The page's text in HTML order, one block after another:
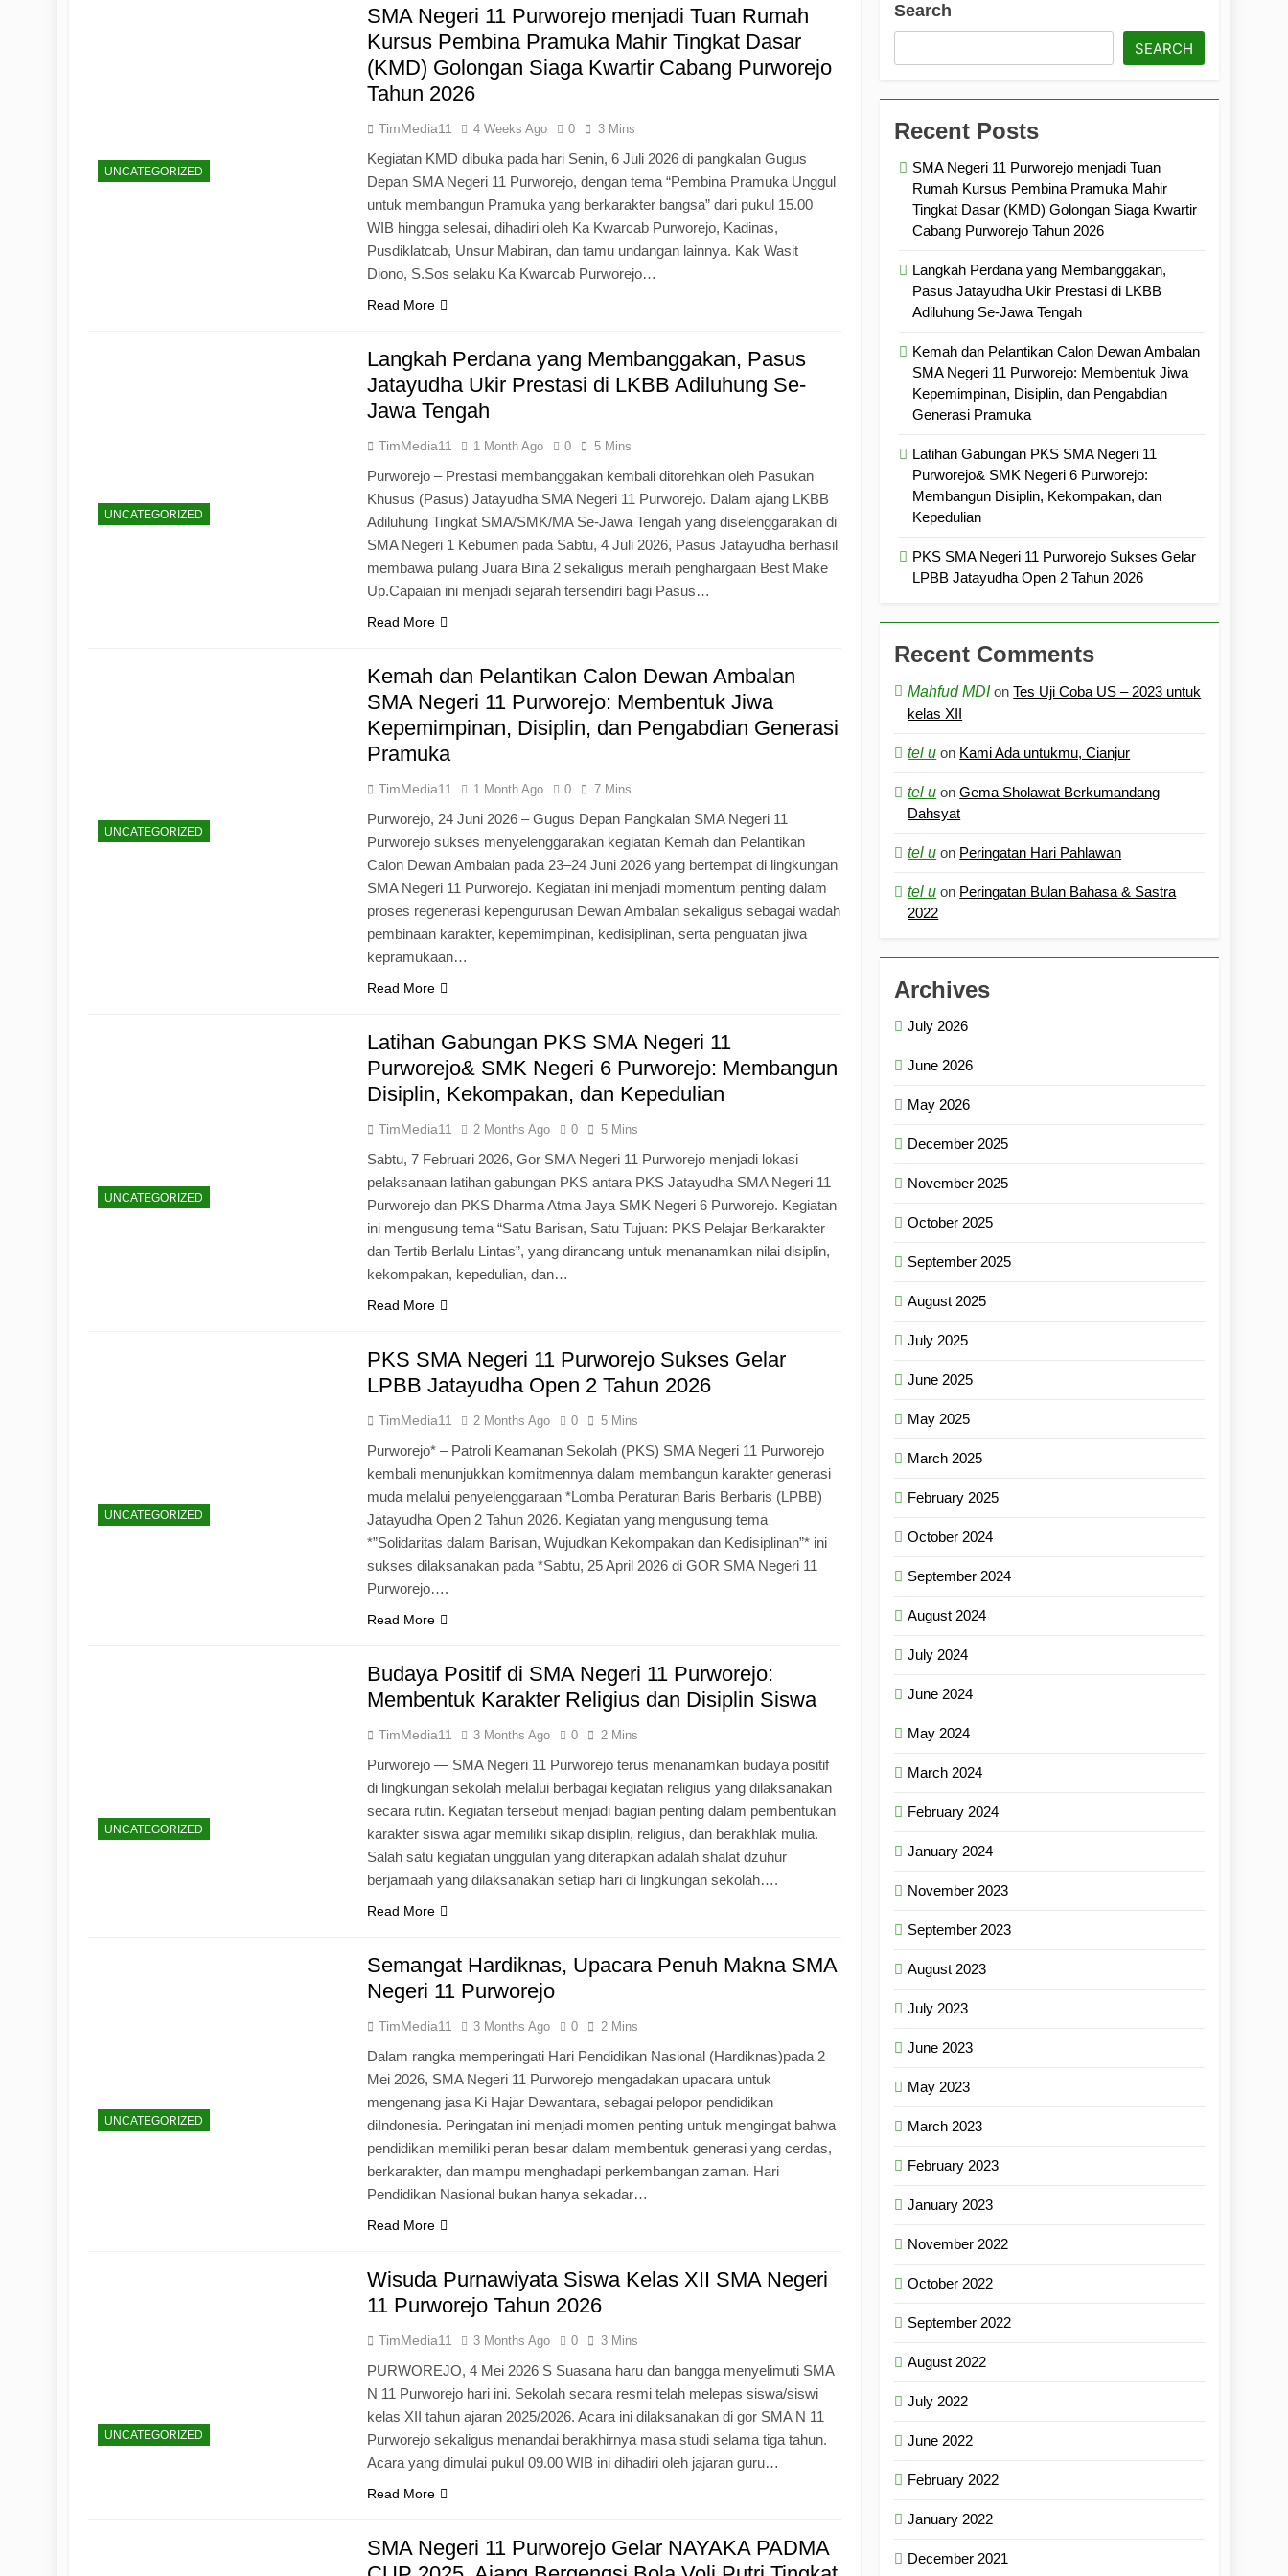
Pengabdian Generasi Pramuka
UNCATEGORIZED
SMA Negeri 11 Purworejo menjadi Tuan Rumah
Kursus Pembina Pramuka Mahir Tingkat Dasar
(KMD) Golongan Siaga Kwartir Cabang Purworejo
Tahun 2026
TimMedia11 4 Weeks Ago 0 3 Mins
Kegiatan KMD dibuka pada hari Senin, 6 Juli 2026 di pangkalan Gugus
Depan SMA Negeri 11 Purworejo, dengan tema “Pembina Pramuka Unggul
untuk membangun Pramuka yang berkarakter bangsa” dari pukul 15.00
WIB hingga selesai, dihadiri oleh Ka Kwarcab Purworejo, Kadinas,
Pusdiklatcab, Unsur Mabiran, dan tamu undangan lainnya. Kak Wasit
Diono, S.Sos selaku Ka Kwarcab Purworejo…
Read More
UNCATEGORIZED
Langkah Perdana yang Membanggakan, Pasus
Jatayudha Ukir Prestasi di LKBB Adiluhung Se-
Jawa Tengah
TimMedia11 1 Month Ago 0 5 Mins
Purworejo – Prestasi membanggakan kembali ditorehkan oleh Pasukan
Khusus (Pasus) Jatayudha SMA Negeri 11 Purworejo. Dalam ajang LKBB
Adiluhung Tingkat SMA/SMK/MA Se-Jawa Tengah yang diselenggarakan di
SMA Negeri 1 Kebumen pada Sabtu, 4 Juli 2026, Pasus Jatayudha berhasil
membawa pulang Juara Bina 2 sekaligus meraih penghargaan Best Make
Up.Capaian ini menjadi sejarah tersendiri bagi Pasus…
Read More
UNCATEGORIZED
Kemah dan Pelantikan Calon Dewan Ambalan
SMA Negeri 11 Purworejo: Membentuk Jiwa
Kepemimpinan, Disiplin, dan Pengabdian Generasi
Pramuka
TimMedia11 1 Month Ago 0 7 Mins
Purworejo, 24 Juni 2026 – Gugus Depan Pangkalan SMA Negeri 11
Purworejo sukses menyelenggarakan kegiatan Kemah dan Pelantikan
Calon Dewan Ambalan pada 23–24 Juni 2026 yang bertempat di lingkungan
SMA Negeri 11 Purworejo. Kegiatan ini menjadi momentum penting dalam
proses regenerasi kepengurusan Dewan Ambalan sekaligus sebagai wadah
pembinaan karakter, kepemimpinan, kedisiplinan, serta penguatan jiwa
kepramukaan…
Read More
UNCATEGORIZED
Latihan Gabungan PKS SMA Negeri 11
Purworejo& SMK Negeri 6 Purworejo: Membangun
Disiplin, Kekompakan, dan Kepedulian
TimMedia11 2 Months Ago 0 5 Mins
Sabtu, 7 Februari 2026, Gor SMA Negeri 11 Purworejo menjadi lokasi
pelaksanaan latihan gabungan PKS antara PKS Jatayudha SMA Negeri 11
Purworejo dan PKS Dharma Atma Jaya SMK Negeri 6 Purworejo. Kegiatan
ini mengusung tema “Satu Barisan, Satu Tujuan: PKS Pelajar Berkarakter
dan Tertib Berlalu Lintas”, yang dirancang untuk menanamkan nilai disiplin,
kekompakan, kepedulian, dan…
Read More
UNCATEGORIZED
PKS SMA Negeri 11 Purworejo Sukses Gelar
LPBB Jatayudha Open 2 Tahun 2026
TimMedia11 2 Months Ago 0 5 Mins
Purworejo* – Patroli Keamanan Sekolah (PKS) SMA Negeri 11 Purworejo
kembali menunjukkan komitmennya dalam membangun karakter generasi
muda melalui penyelenggaraan *Lomba Peraturan Baris Berbaris (LPBB)
Jatayudha Open 2 Tahun 2026. Kegiatan yang mengusung tema
*”Solidaritas dalam Barisan, Wujudkan Kekompakan dan Kedisiplinan”* ini
sukses dilaksanakan pada *Sabtu, 25 April 2026 di GOR SMA Negeri 11
Purworejo….
Read More
UNCATEGORIZED
Budaya Positif di SMA Negeri 11 Purworejo:
Membentuk Karakter Religius dan Disiplin Siswa
TimMedia11 3 Months Ago 0 2 Mins
Purworejo — SMA Negeri 11 Purworejo terus menanamkan budaya positif
di lingkungan sekolah melalui berbagai kegiatan religius yang dilaksanakan
secara rutin. Kegiatan tersebut menjadi bagian penting dalam pembentukan
karakter siswa agar memiliki sikap disiplin, religius, dan berakhlak mulia.
Salah satu kegiatan unggulan yang diterapkan adalah shalat dzuhur
berjamaah yang dilaksanakan setiap hari di lingkungan sekolah….
Read More
UNCATEGORIZED
Semangat Hardiknas, Upacara Penuh Makna SMA
Negeri 11 Purworejo
TimMedia11 3 Months Ago 0 2 Mins
Dalam rangka memperingati Hari Pendidikan Nasional (Hardiknas)pada 2
Mei 2026, SMA Negeri 11 Purworejo mengadakan upacara untuk
mengenang jasa Ki Hajar Dewantara, sebagai pelopor pendidikan
diIndonesia. Peringatan ini menjadi momen penting untuk mengingat bahwa
pendidikan memiliki peran besar dalam membentuk generasi yang cerdas,
berkarakter, dan mampu menghadapi perkembangan zaman. Hari
Pendidikan Nasional bukan hanya sekadar…
Read More
UNCATEGORIZED
Wisuda Purnawiyata Siswa Kelas XII SMA Negeri
11 Purworejo Tahun 2026
TimMedia11 3 Months Ago 0 3 Mins
PURWOREJO, 4 Mei 2026 S Suasana haru dan bangga menyelimuti SMA
N 11 Purworejo hari ini. Sekolah secara resmi telah melepas siswa/siswi
kelas XII tahun ajaran 2025/2026. Acara ini dilaksanakan di gor SMA N 11
Purworejo sekaligus menandai berakhirnya masa studi selama tiga tahun.
Acara yang dimulai pukul 09.00 WIB ini dihadiri oleh jajaran guru…
Read More
SMA Negeri 11 Purworejo Gelar NAYAKA PADMA
Search
SEARCH
Recent Posts
SMA Negeri 11 Purworejo menjadi Tuan
Rumah Kursus Pembina Pramuka Mahir
Tingkat Dasar (KMD) Golongan Siaga Kwartir
Cabang Purworejo Tahun 2026
Langkah Perdana yang Membanggakan,
Pasus Jatayudha Ukir Prestasi di LKBB
Adiluhung Se-Jawa Tengah
Kemah dan Pelantikan Calon Dewan Ambalan
SMA Negeri 11 Purworejo: Membentuk Jiwa
Kepemimpinan, Disiplin, dan Pengabdian
Generasi Pramuka
Latihan Gabungan PKS SMA Negeri 11
Purworejo& SMK Negeri 6 Purworejo:
Membangun Disiplin, Kekompakan, dan
Kepedulian
PKS SMA Negeri 11 Purworejo Sukses Gelar
LPBB Jatayudha Open 2 Tahun 2026
Recent Comments
Mahfud MDIonTes Uji Coba US – 2023 untuk
kelas XII
tel u on Kami Ada untukmu, Cianjur
tel u onGema Sholawat Berkumandang
Dahsyat
tel u on Peringatan Hari Pahlawan
tel u on Peringatan Bulan Bahasa & Sastra
2022
Archives
July 2026
June 2026
May 2026
December 2025
November 2025
October 2025
September 2025
August 2025
July 2025
June 2025
May 2025
March 2025
February 2025
October 2024
September 2024
August 2024
July 2024
June 2024
May 2024
March 2024
February 2024
January 2024
November 2023
September 2023
August 2023
July 2023
June 2023
May 2023
March 2023
February 2023
January 2023
November 2022
October 2022
September 2022
August 2022
July 2022
June 2022
February 2022
January 2022
December 2021